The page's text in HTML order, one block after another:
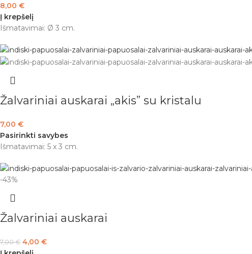
8,00 €
Į krepšelį
Išmatavimai: Ø 3 cm.
Žalvariniai auskarai „akis” su kristalu
7,00 €
Pasirinkti savybes
Išmatavimai: 5 x 3 cm.
-43%
Žalvariniai auskarai
7,00€ 4,00 €